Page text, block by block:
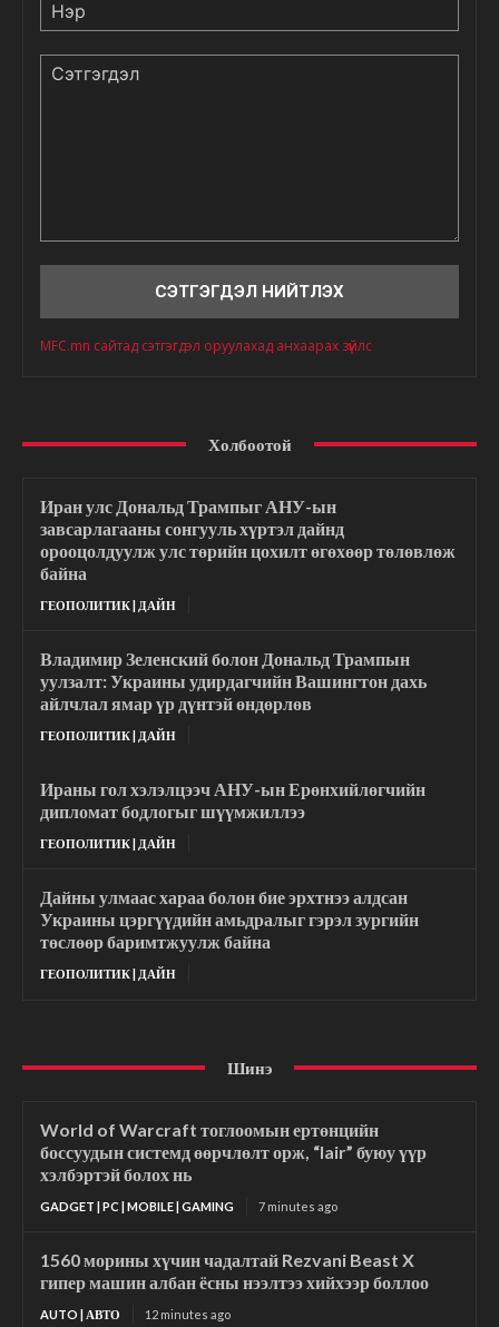
MFC.mn сайтад сэтгэгдэл оруулахад анхаарах зүйлс
Холбоотой
Иран улс Дональд Трампыг АНУ-ын
завсарлагааны сонгууль хүртэл дайнд
орооцолдуулж улс төрийн цохилт өгөхөөр төлөвлөж
байна
ГЕОПОЛИТИК | ДАЙН
Владимир Зеленский болон Дональд Трампын
уулзалт: Украины удирдагчийн Вашингтон дахь
айлчлал ямар үр дүнтэй өндөрлөв
ГЕОПОЛИТИК | ДАЙН
Ираны гол хэлэлцээч АНУ-ын Ерөнхийлөгчийн
дипломат бодлогыг шүүмжиллээ
ГЕОПОЛИТИК | ДАЙН
Дайны улмаас хараа болон бие эрхтнээ алдсан
Украины цэргүүдийн амьдралыг гэрэл зургийн
төслөөр баримтжуулж байна
ГЕОПОЛИТИК | ДАЙН
Шинэ
World of Warcraft тоглоомын ертөнцийн
боссуудын системд өөрчлөлт орж, “lair” буюу үүр
хэлбэртэй болох нь
GADGET | PC | MOBILE | GAMING 7 minutes ago
1560 морины хүчин чадалтай Rezvani Beast X
гипер машин албан ёсны нээлтээ хийхээр боллоо
AUTO | АВТО 12 minutes ago